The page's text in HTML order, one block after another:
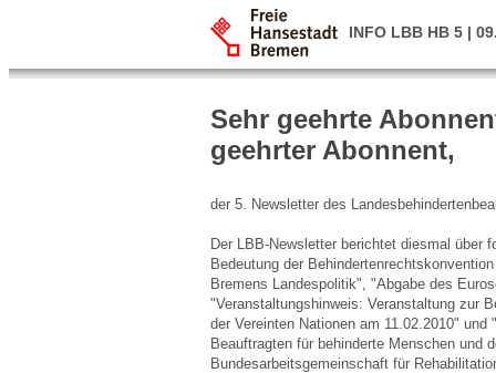
INFO LBB HB 5 |
Sehr geehrte
geehrter Abonnent,
der 5. Newsletter des
Der LBB-Newsletter berichtet diesmal über
Bedeutung der
Bremens Landespolitik", "Abgabe des
"Veranstaltungshinweis: Veranstaltung zur
der Vereinten Nationen am 11.02.2010" und
Beauftragten für behinderte Menschen und
Bundesarbeitsgemeinschaft für